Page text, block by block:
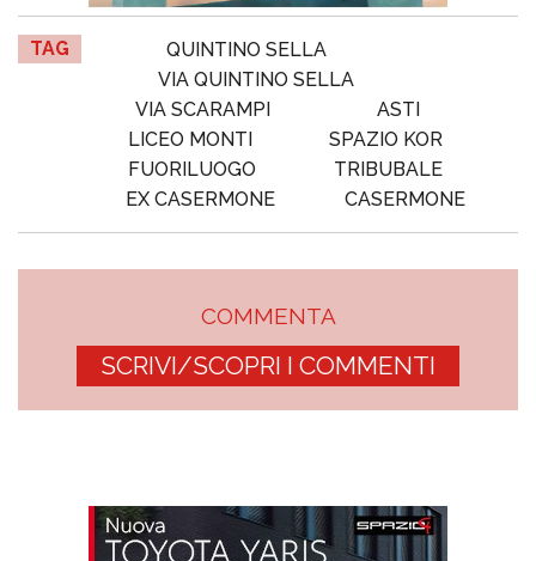
TAG
QUINTINO SELLA
VIA QUINTINO SELLA
VIA SCARAMPI
ASTI
LICEO MONTI
SPAZIO KOR
FUORILUOGO
TRIBUBALE
EX CASERMONE
CASERMONE
COMMENTA
SCRIVI/SCOPRI I COMMENTI